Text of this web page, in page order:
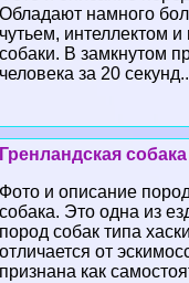
Обладают намного
чутьем, интеллектом
собаки. В замкнутом
человека за 20
Гренландская
Фото и описание
собака. Это одна из
пород собак типа
отличается от
признана как